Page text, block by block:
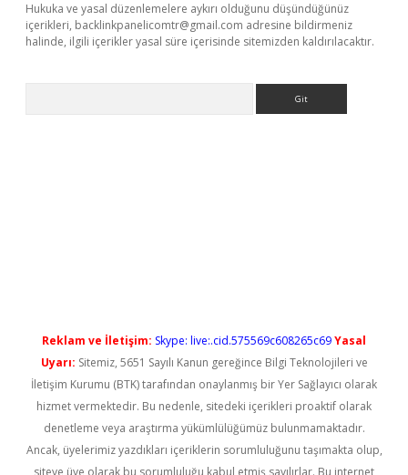
Hukuka ve yasal düzenlemelere aykırı olduğunu düşündüğünüz
içerikleri, backlinkpanelicomtr@gmail.com adresine bildirmeniz
halinde, ilgili içerikler yasal süre içerisinde sitemizden kaldırılacaktır.
Reklam ve İletişim: Skype: live:.cid.575569c608265c69Yasal
Uyarı: Sitemiz, 5651 Sayılı Kanun gereğince Bilgi Teknolojileri ve
İletişim Kurumu (BTK) tarafından onaylanmış bir Yer Sağlayıcı olarak
hizmet vermektedir. Bu nedenle, sitedeki içerikleri proaktif olarak
denetleme veya araştırma yükümlülüğümüz bulunmamaktadır.
Ancak, üyelerimiz yazdıkları içeriklerin sorumluluğunu taşımakta olup,
siteye üye olarak bu sorumluluğu kabul etmiş sayılırlar. Bu internet